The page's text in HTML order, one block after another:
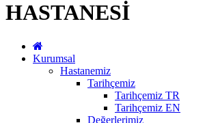
HASTANESİ
Kurumsal
Hastanemiz
Tarihçemiz
Tarihçemiz TR
Tarihçemiz EN
Değerlerimiz